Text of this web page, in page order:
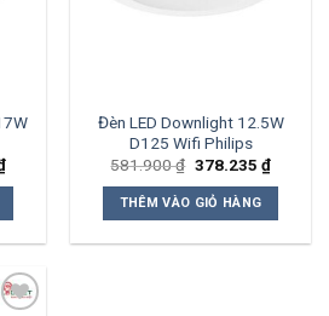
Giá
hiện
378.235 ₫.
Đèn LED Downlight 12.5W
D125 Wifi Philips
581.900₫ Giá
là:
581.900 ₫.
378.235 ₫Giá
hiện
THÊM VÀO GIỎ HÀNG